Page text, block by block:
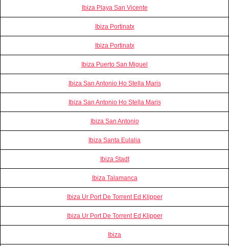
Ibiza Playa San Vicente
Ibiza Portinatx
Ibiza Portinatx
Ibiza Puerto San Miguel
Ibiza San Antonio Ho Stella Maris
Ibiza San Antonio Ho Stella Maris
Ibiza San Antonio
Ibiza Santa Eulalia
Ibiza Stadt
Ibiza Talamanca
Ibiza Ur Port De Torrent Ed Klipper
Ibiza Ur Port De Torrent Ed Klipper
Ibiza